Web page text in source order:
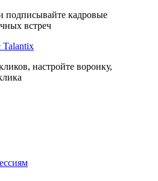
подписывайте кадровые
встреч
Talantix
настройте воронку,